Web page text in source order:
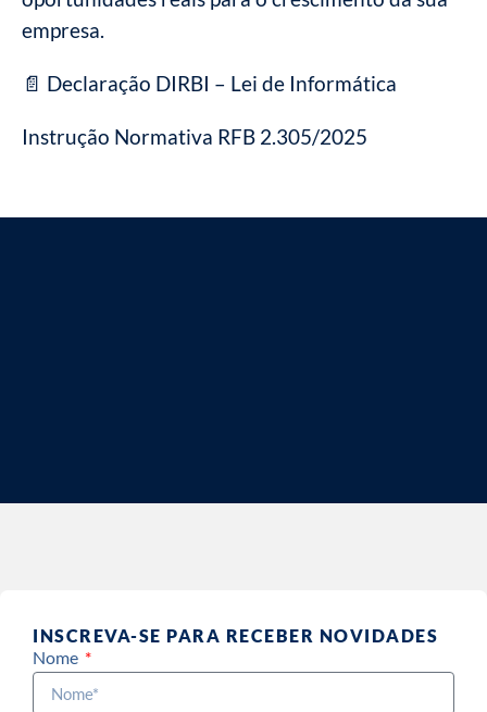
empresa.
📄 Declaração DIRBI – Lei de Informática
Instrução Normativa RFB 2.305/2025
INSCREVA-SE PARA RECEBER NOVIDADES
Nome